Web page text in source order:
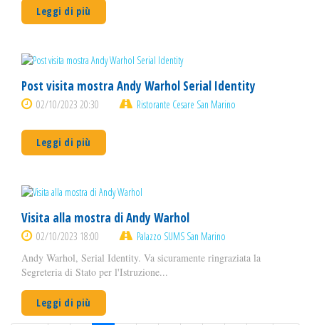
Leggi di più
Post visita mostra Andy Warhol Serial Identity
02/10/2023 20:30 Ristorante Cesare San Marino
Leggi di più
Visita alla mostra di Andy Warhol
02/10/2023 18:00
Palazzo SUMS San Marino
Andy Warhol, Serial Identity. Va sicuramente ringraziata la
Segreteria di Stato per l'Istruzione...
Leggi di più